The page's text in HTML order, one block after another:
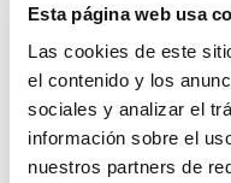
Esta página web usa
Las cookies de este
el contenido y los
sociales y analizar el
información sobre el
nuestros partners de
valenciano Miguel
los mejores jugadores
competición en la que
ser el MVP.
Los 26 puntos de
Patrimonio de la